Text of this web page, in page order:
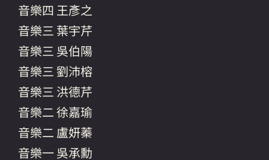
音樂四 王彥之
音樂三 葉宇芹
音樂三 吳伯陽
音樂三 劉沛榕
音樂三 洪德芹
音樂二 徐嘉瑜
音樂二 盧妍蓁
音樂一 吳承勳